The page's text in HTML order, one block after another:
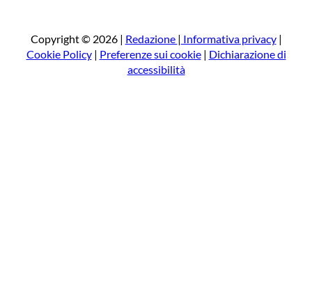
a
Copyright © 2026 | Redazione | Informativa privacy|
Cookie Policy| Preferenze sui cookie| Dichiarazione di
accessibilità